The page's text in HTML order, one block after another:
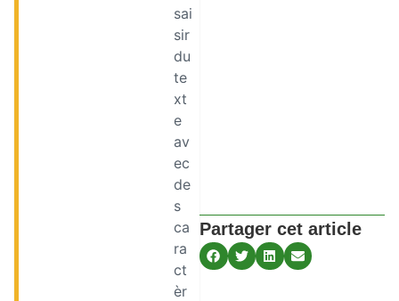
sai
sir
du
te
xt
e
av
ec
de
s
ca
ra
ct
èr
Partager cet article